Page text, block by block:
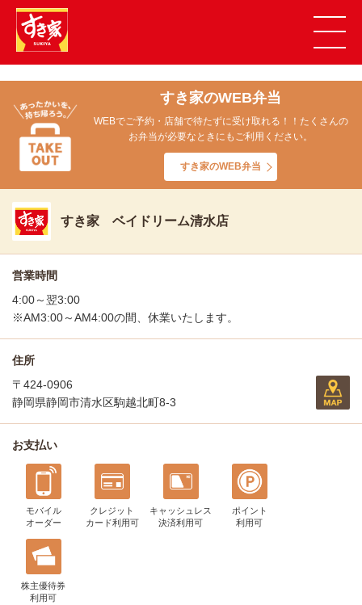
すき家のWEB弁当
WEBでご予約・店舗で待たずに受け取れる！！たくさんの
お弁当が必要なときにもご利用ください。
すき家のWEB弁当
すき家 ベイドリーム清水店
営業時間
4:00～翌3:00
※AM3:00～AM4:00の間、休業いたします。
住所
〒424-0906
静岡県静岡市清水区駒越北町8-3
お支払い
モバイル
オーダー
クレジット
カード利用可
キャッシュレス
決済利用可
ポイント
利用可
株主優待券
利用可